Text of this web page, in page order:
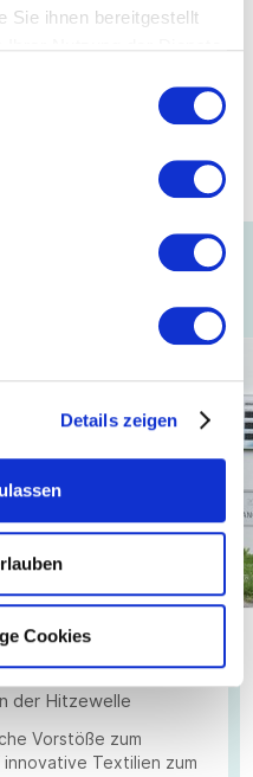
Sie ihnen bereitgestellt
Details zeigen
Cookies
finden Siehier.
Hightech-
der Hitzewelle
Vorstöße zum
Textilien zum